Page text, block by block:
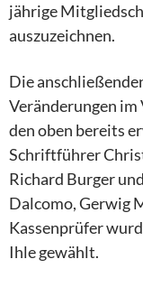
jährige
auszuzeichnen.
Die
Veränderungen im
den oben bereits
Schriftführer
Richard Burger
Dalcomo, Gerwig
Kassenprüfer
Ihle gewählt.